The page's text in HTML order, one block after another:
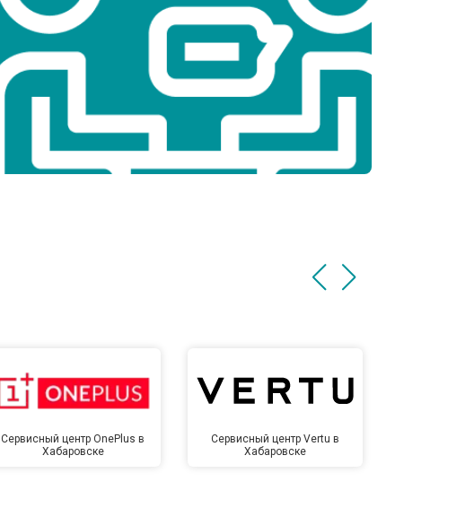
Сервисный центр OnePlus в
Хабаровске
Сервисный центр Vertu в
Хабаровске